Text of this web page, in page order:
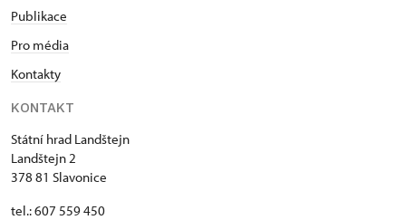
Publikace
Pro média
Kontakty
KONTAKT
Státní hrad Landštejn
Landštejn 2
378 81 Slavonice
tel.: 607 559 450